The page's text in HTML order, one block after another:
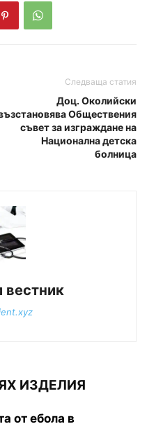
Следваща статия
Доц. Околийски
Обществения
съвет за изграждане на
Национална детска
болница
вестник
ИЗДЕЛИЯ
от ебола в